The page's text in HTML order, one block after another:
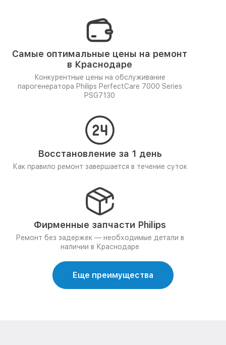
Самые оптимальные цены на ремонт
в Краснодаре
Конкурентные цены на обслуживание
парогенератора Philips PerfectCare 7000 Series
PSG7130
Восстановление за 1 день
Как правило ремонт завершается в течение суток
Фирменные запчасти Philips
Ремонт без задержек — необходимые детали в
наличии в Краснодаре
Еще преимущества